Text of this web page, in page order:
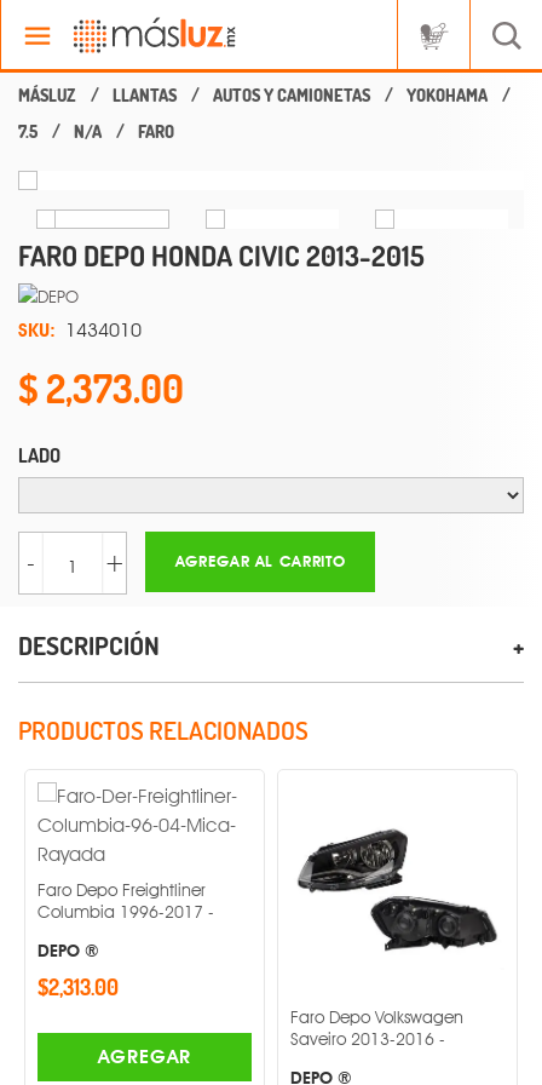
LLANTAS AUTOS Y CAMIONETAS
YOKOHAMA
7.5
N/A FARO
FARO DEPO HONDA CIVIC 2013-2015
SKU: 1434010
2,373.00
LADO
- + AGREGAR AL CARRITO
DESCRIPCIÓN
PRODUCTOS RELACIONADOS
Freightliner
1996-2017 -
AGREGAR
Faro Depo Volkswagen
Saveiro 2013-2016 -
DEPO ®